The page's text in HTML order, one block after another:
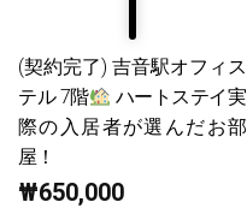
(契約完了) 吉音駅オフィス
テル 7階
ハートステイ実
際の入居者が選んだお部
屋！
₩650,000